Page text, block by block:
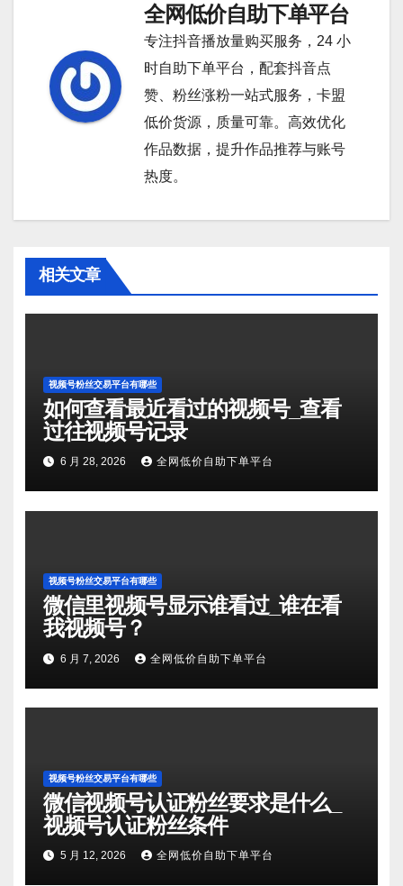
全网低价自助下单平台
专注抖音播放量购买服务，24 小
时自助下单平台，配套抖音点
赞、粉丝涨粉一站式服务，卡盟
低价货源，质量可靠。高效优化
作品数据，提升作品推荐与账号
热度。
相关文章
视频号粉丝交易平台有哪些
如何查看最近看过的视频号_查看
过往视频号记录
6 月 28, 2026 全网低价自助下单平台
视频号粉丝交易平台有哪些
微信里视频号显示谁看过_谁在看
我视频号？
6 月 7, 2026 全网低价自助下单平台
视频号粉丝交易平台有哪些
微信视频号认证粉丝要求是什么_
视频号认证粉丝条件
5 月 12, 2026 全网低价自助下单平台